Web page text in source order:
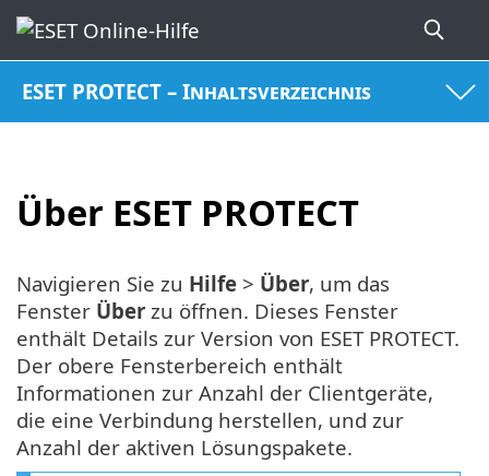
ESET PROTECT – Inhaltsverzeichnis
Über ESET PROTECT
Navigieren Sie zu Hilfe > Über, um das
Fenster Über zu öffnen. Dieses Fenster
enthält Details zur Version von ESET PROTECT.
Der obere Fensterbereich enthält
Informationen zur Anzahl der Clientgeräte,
die eine Verbindung herstellen, und zur
Anzahl der aktiven Lösungspakete.